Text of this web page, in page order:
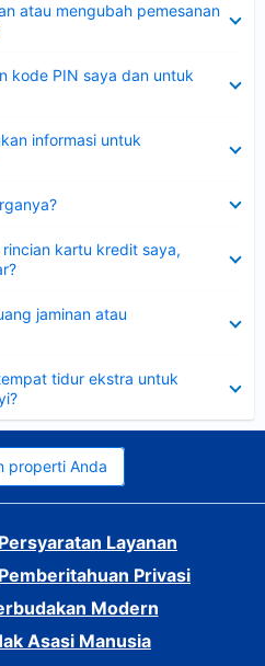
atau mengubah pemesanan
kode PIN saya dan untuk
informasi untuk
kartu kredit saya,
jaminan atau
tidur ekstra untuk
properti Anda
Persyaratan Layanan
Pemberitahuan Privasi
Modern
Asasi Manusia